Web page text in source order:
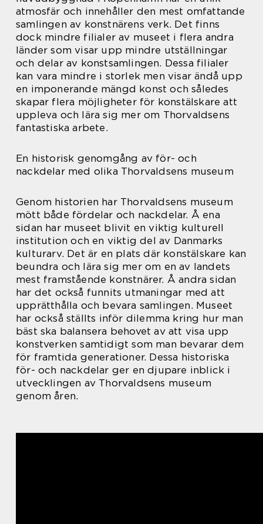
atmosfär och innehåller den mest omfattande
samlingen av konstnärens verk. Det finns
dock mindre filialer av museet i flera andra
länder som visar upp mindre utställningar
och delar av konstsamlingen. Dessa filialer
kan vara mindre i storlek men visar ändå upp
en imponerande mängd konst och således
skapar flera möjligheter för konstälskare att
uppleva och lära sig mer om Thorvaldsens
fantastiska arbete.
En historisk genomgång av för- och
nackdelar med olika Thorvaldsens museum
Genom historien har Thorvaldsens museum
mött både fördelar och nackdelar. Å ena
sidan har museet blivit en viktig kulturell
institution och en viktig del av Danmarks
kulturarv. Det är en plats där konstälskare kan
beundra och lära sig mer om en av landets
mest framstående konstnärer. Å andra sidan
har det också funnits utmaningar med att
upprätthålla och bevara samlingen. Museet
har också ställts inför dilemma kring hur man
bäst ska balansera behovet av att visa upp
konstverken samtidigt som man bevarar dem
för framtida generationer. Dessa historiska
för- och nackdelar ger en djupare inblick i
utvecklingen av Thorvaldsens museum
genom åren.